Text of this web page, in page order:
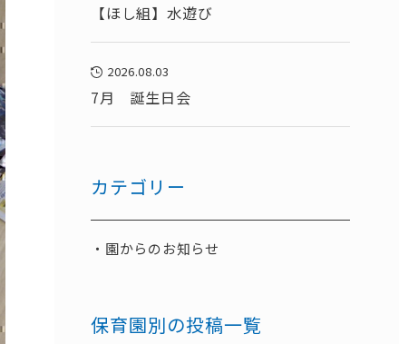
【ほし組】水遊び
2026.08.03
7月 誕生日会
カテゴリー
園からのお知らせ
保育園別の投稿一覧